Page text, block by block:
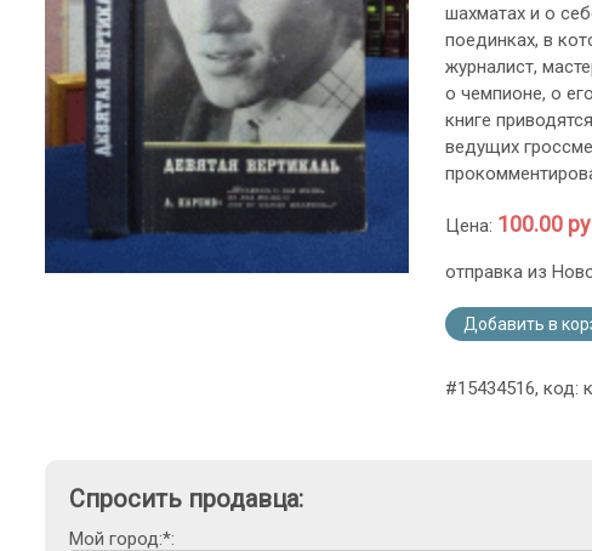
шахматах и о
поединках, в
журналист,
о чемпионе, о
книге
ведущих
Цена: 100.00
отправка из
Добавить в
#15434516, код:
Спросить продавца:
Мой город:*: